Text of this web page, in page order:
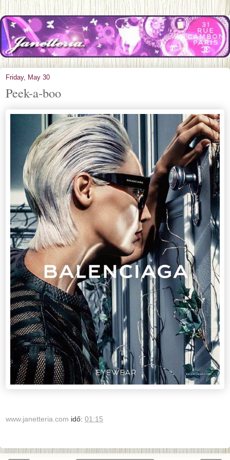
Friday, May 30
Peek-a-boo
www.janetteria.com idő: 01:15